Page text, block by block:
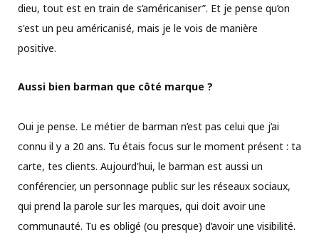
dieu, tout est en train de s’américaniser”. Et je pense qu’on
s'est un peu américanisé, mais je le vois de manière
positive.
Aussi bien barman que côté marque ?
Oui je pense. Le métier de barman n’est pas celui que j’ai
connu il y a 20 ans. Tu étais focus sur le moment présent : ta
carte, tes clients. Aujourd'hui, le barman est aussi un
conférencier, un personnage public sur les réseaux sociaux,
qui prend la parole sur les marques, qui doit avoir une
communauté. Tu es obligé (ou presque) d’avoir une visibilité.